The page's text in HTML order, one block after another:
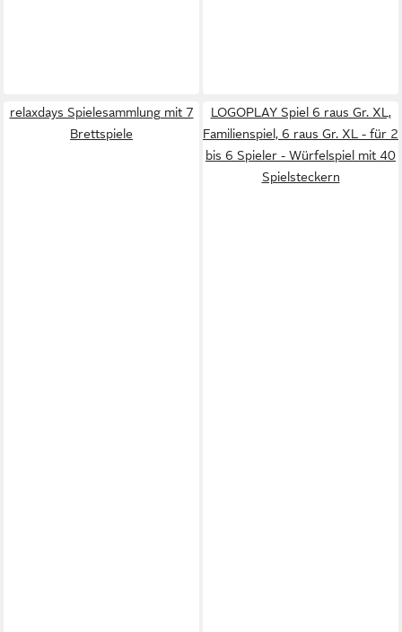
relaxdays Spielesammlung mit 7
Brettspiele
LOGOPLAY Spiel 6 raus Gr. XL,
Familienspiel, 6 raus Gr. XL - für 2
bis 6 Spieler - Würfelspiel mit 40
Spielsteckern